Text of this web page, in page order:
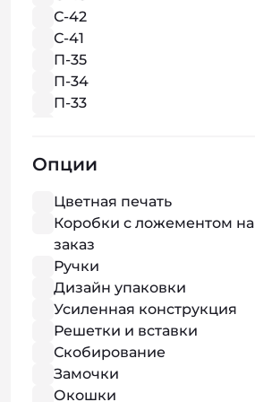
С-42
С-41
П-35
П-34
П-33
Опции
Цветная печать
Коробки с ложементом на
заказ
Ручки
Дизайн упаковки
Усиленная конструкция
Решетки и вставки
Скобирование
Замочки
Окошки